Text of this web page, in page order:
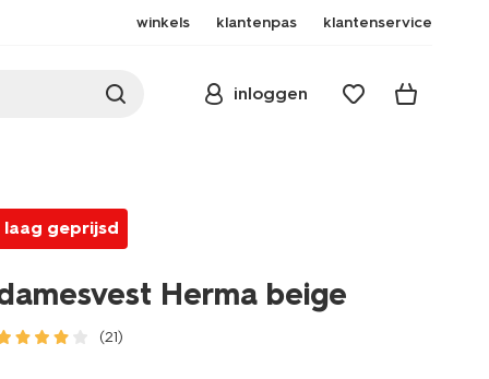
winkels klantenpas klantenservice
inloggen
laag geprijsd
Herma beige
(21)